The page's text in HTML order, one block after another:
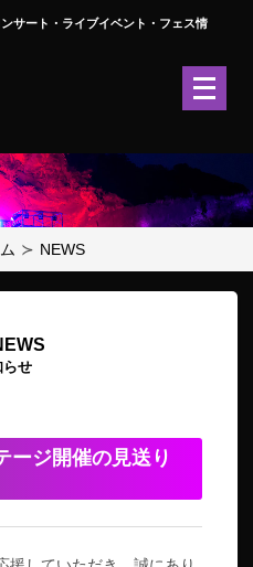
サート・ライブイベント・フェス情
メ
ニ
を
開
く
NEWS
らせ
ージ開催の見送り